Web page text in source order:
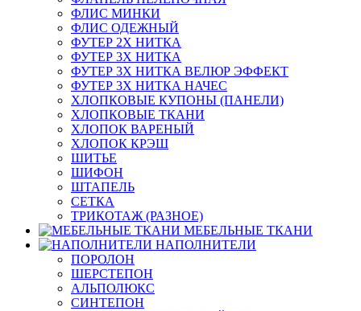
ФЛИС МИНКИ
ФЛИС ОДЕЖНЫЙ
ФУТЕР 2Х НИТКА
ФУТЕР 3Х НИТКА
ФУТЕР 3Х НИТКА ВЕЛЮР ЭФФЕКТ
ФУТЕР 3Х НИТКА НАЧЕС
ХЛОПКОВЫЕ КУПОНЫ (ПАНЕЛИ)
ХЛОПКОВЫЕ ТКАНИ
ХЛОПОК ВАРЕНЫЙ
ХЛОПОК КРЭШ
ШИТЬЕ
ШИФОН
ШТАПЕЛЬ
СЕТКА
ТРИКОТАЖ (РАЗНОЕ)
МЕБЕЛЬНЫЕ ТКАНИ
НАПОЛНИТЕЛИ
ПОРОЛОН
ШЕРСТЕПОН
АЛЬПОЛЮКС
СИНТЕПОН